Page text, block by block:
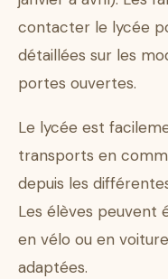
contacter le lycée
détaillées sur les
portes ouvertes.
Le lycée est
transports en
depuis les
Les élèves peuvent
en vélo ou en
adaptées.